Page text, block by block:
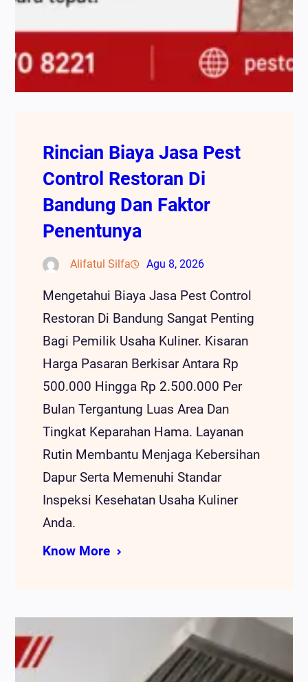
Rincian Biaya Jasa Pest
Control Restoran Di
Bandung Dan Faktor
Penentunya
Alifatul Silfa Agu 8, 2026
Mengetahui Biaya Jasa Pest Control
Restoran Di Bandung Sangat Penting
Bagi Pemilik Usaha Kuliner. Kisaran
Harga Pasaran Berkisar Antara Rp
500.000 Hingga Rp 2.500.000 Per
Bulan Tergantung Luas Area Dan
Tingkat Keparahan Hama. Layanan
Rutin Membantu Menjaga Kebersihan
Dapur Serta Memenuhi Standar
Inspeksi Kesehatan Usaha Kuliner
Anda.
Know More